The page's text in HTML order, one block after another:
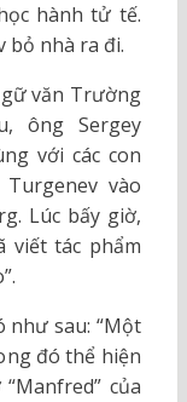
hành tử tế.
bỏ nhà ra đi.
văn Trường
ông Sergey
với các con
vào
Lúc bấy giờ,
viết tác phẩm
như sau: “Một
đó thể hiện
của